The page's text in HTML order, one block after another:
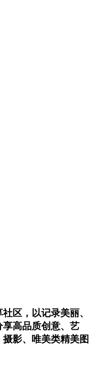
区，以记录美丽、
高品质创意、艺
影、唯美类精美图